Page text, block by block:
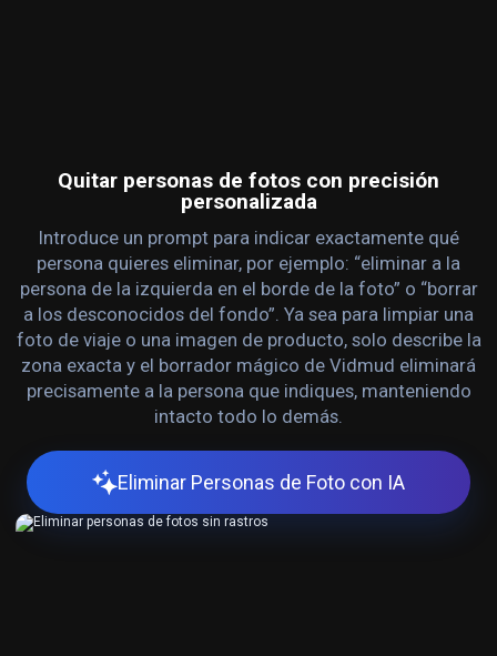
Quitar personas de fotos con precisión
personalizada
Introduce un prompt para indicar exactamente qué
persona quieres eliminar, por ejemplo: “eliminar a la
persona de la izquierda en el borde de la foto” o “borrar
a los desconocidos del fondo”. Ya sea para limpiar una
foto de viaje o una imagen de producto, solo describe la
zona exacta y el borrador mágico de Vidmud eliminará
precisamente a la persona que indiques, manteniendo
intacto todo lo demás.
Eliminar Personas de Foto con IA